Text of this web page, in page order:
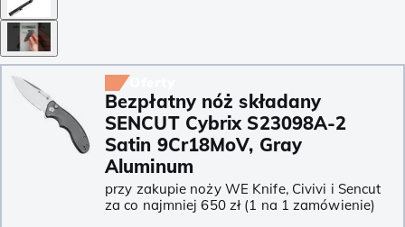
Bezpłatny nóż składany
SENCUT Cybrix S23098A-2
Satin 9Cr18MoV, Gray
Aluminum
przy zakupie noży WE Knife, Civivi i Sencut
za co najmniej 650 zł (1 na 1 zamówienie)